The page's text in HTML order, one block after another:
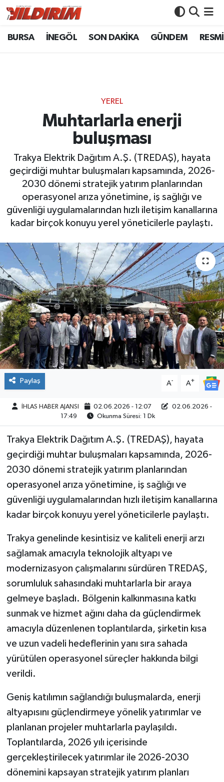
BURSA İNEGÖL SON DAKİKA GÜNDEM
YEREL
Muhtarlarla enerji
buluşması
Trakya Elektrik Dağıtım A.Ş. (TREDAŞ), hayata
geçirdiği muhtar buluşmaları kapsamında, 2026-
2030 dönemi stratejik yatırım planlarından
operasyonel arıza yönetimine, iş sağlığı ve
güvenliği uygulamalarından hızlı iletişim kanallarına
kadar birçok konuyu yerel yöneticilerle paylaştı.
Paylaş A- A+
İHLAS HABER AJANSI 02.06.2026 - 12:07
02.06.2026 -
17:49
Okunma Süresi: 1 Dk
Trakya Elektrik Dağıtım A.Ş. (TREDAŞ), hayata
geçirdiği muhtar buluşmaları kapsamında, 2026-
2030 dönemi stratejik yatırım planlarından
operasyonel arıza yönetimine, iş sağlığı ve
güvenliği uygulamalarından hızlı iletişim kanallarına
kadar birçok konuyu yerel yöneticilerle paylaştı.
Trakya genelinde kesintisiz ve kaliteli enerji arzı
sağlamak amacıyla teknolojik altyapı ve
modernizasyon çalışmalarını sürdüren TREDAŞ,
sorumluluk sahasındaki muhtarlarla bir araya
gelmeye başladı. Bölgenin kalkınmasına katkı
sunmak ve hizmet ağını daha da güçlendirmek
amacıyla düzenlenen toplantılarda, şirketin kısa
ve uzun vadeli hedeflerinin yanı sıra sahada
yürütülen operasyonel süreçler hakkında bilgi
verildi.
Geniş katılımın sağlandığı buluşmalarda, enerji
altyapısını güçlendirmeye yönelik yatırımlar ve
planlanan projeler muhtarlarla paylaşıldı.
Toplantılarda, 2026 yılı içerisinde
gerçekleştirilecek yatırımlar ile 2026-2030
dönemini kapsayan stratejik yatırım planları
BURSA
GÜNDEM
RESMİ İLANLAR
KÖŞE YAZILARI
YAŞAM
SPOR
Bursa Nöbetçi Eczaneler
Bursa Trafik Yoğunluk Haritası
Süper Lig Puan Durumu ve Fikstür
Tüm Manşetler
Son Dakika Haberleri
Haber Arşivi